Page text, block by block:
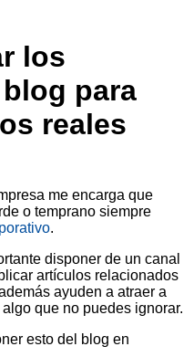
los
para
reales
me encarga que
o temprano siempre
.
disponer de un canal
artículos relacionados
ayuden a atraer a
que no puedes ignorar.
esto del blog en